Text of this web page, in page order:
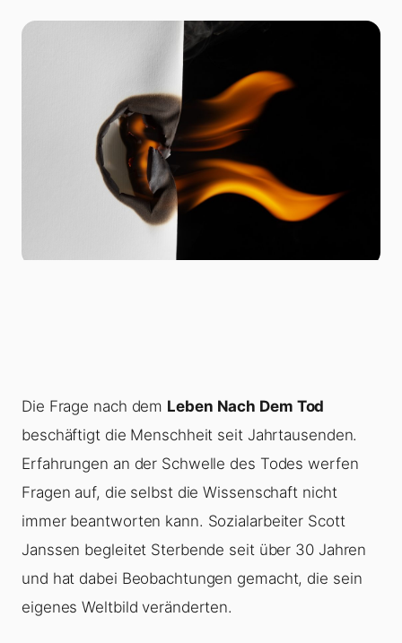
Die Frage nach dem Leben Nach Dem Tod
beschäftigt die Menschheit seit Jahrtausenden.
Erfahrungen an der Schwelle des Todes werfen
Fragen auf, die selbst die Wissenschaft nicht
immer beantworten kann. Sozialarbeiter Scott
Janssen begleitet Sterbende seit über 30 Jahren
und hat dabei Beobachtungen gemacht, die sein
eigenes Weltbild veränderten.